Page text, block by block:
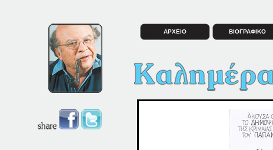
ΑΡΧΕΙΟ ΒΙΟΓΡΑΦΙΚΟ